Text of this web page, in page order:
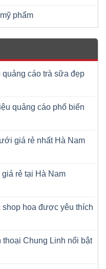
phẩm
quảng cáo trà sữa đẹp
quảng cáo phổ biến
giá rẻ nhất Hà Nam
rẻ tại Hà Nam
shop hoa được yêu thích
Chung Linh nổi bật